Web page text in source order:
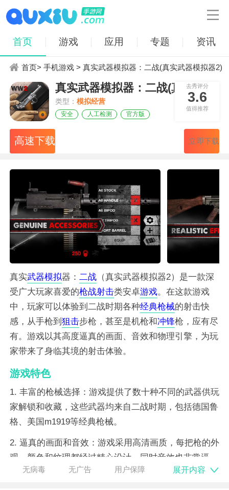

首页 游戏 应用 专题 资讯
首页>手机游戏 > 真实武器模拟器：二战(真实武器模拟器2)
真实武器模拟器：二战(真实武器
类型：模拟经营
安全 人工检测 官方版
去秀评分
3.6
值得推荐
高速下载 立即下载
真实武器模拟器： 二战（真实武器模拟器2）是一款深
受广大玩家喜爱的枪战射击类安卓游戏。在这款游戏
中，玩家可以体验到二战时期各种经典枪械的射击快
感，从手枪到 狙击步枪，甚至是机枪和冲锋枪，应有尽
有。游戏以其高度逼真的画面、音效和物理引擎，为玩
家带来了身临其境的射击体验。
游戏特色
1. 丰富的枪械选择：游戏提供了数十种不同的武器供玩
家解锁和收藏，这些武器均来自二战时期，包括德国鲁
格、美国m1919等经典枪械。
2. 逼真的画面和音效：游戏采用高清画质，每把枪的外
观、颜色和纹理都经过精心设计，同时音效也非常逼
真，让玩家仿佛置身于真实的战场环境中。
无病毒 无广告 用户保障 展开内容